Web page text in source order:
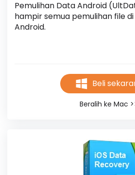
Pemulihan Data Android
hampir semua pemulihan file
Android.
Beli
Beralih ke Mac